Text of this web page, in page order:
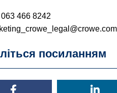
063 466 8242
посиланням